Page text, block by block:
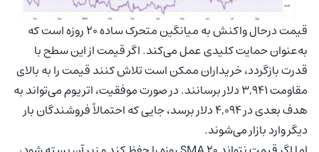
قیمت درحال واکنش به میانگین متحرک ساده ۲۰ روزه است که
به‌عنوان حمایت کلیدی عمل می‌کند. اگر قیمت از این سطح با
قدرت بازگردد، خریداران ممکن است تلاش کنند قیمت را به بالای
مقاومت 3,941 دلار برسانند. در صورت موفقیت، اتریوم می‌تواند به
هدف بعدی در 4,094 دلار برسد، جایی که احتمالاً فروشندگان بار
دیگر وارد بازار می‌شوند.